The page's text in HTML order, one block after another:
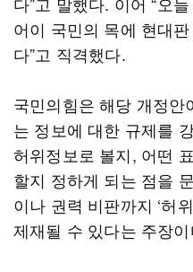
어이 국민의 목에 현대
다”고 직격했다.
국민의힘은 해당 개정안
는 정보에 대한 규제를
허위정보로 볼지, 어떤
할지 정하게 되는 점을
이나 권력 비판까지 ‘허
제재될 수 있다는 주장